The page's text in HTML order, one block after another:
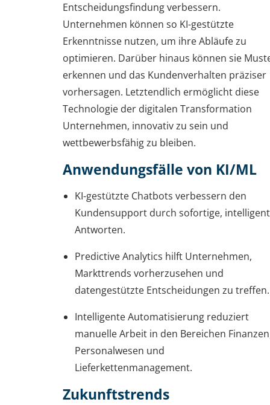
Entscheidungsfindung verbessern.
Unternehmen können so KI-gestützte
Erkenntnisse nutzen, um ihre Abläufe zu
optimieren. Darüber hinaus können sie
erkennen und das Kundenverhalten präziser
vorhersagen. Letztendlich ermöglicht diese
Technologie der digitalen Transformation
Unternehmen, innovativ zu sein und
wettbewerbsfähig zu bleiben.
Anwendungsfälle von KI/ML
KI-gestützte Chatbots verbessern den
Kundensupport durch sofortige,
Antworten.
Predictive Analytics hilft Unternehmen,
Markttrends vorherzusehen und
datengestützte Entscheidungen zu treffen.
Intelligente Automatisierung reduziert
manuelle Arbeit in den Bereichen
Personalwesen und
Lieferkettenmanagement.
Zukunftstrends